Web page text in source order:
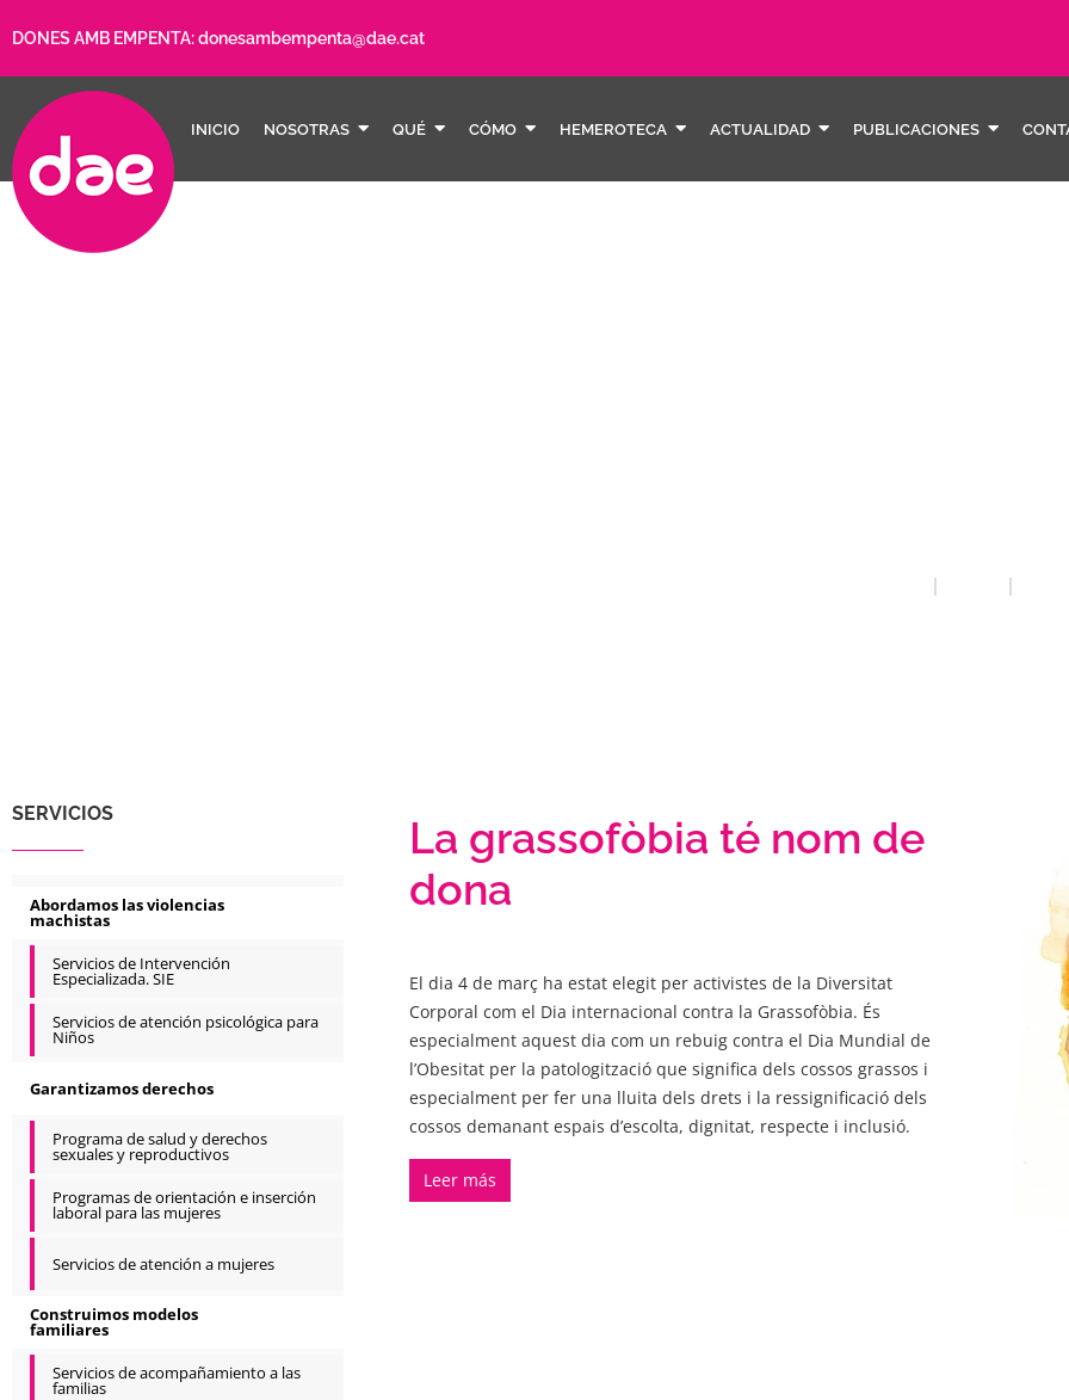
DONES AMB EMPENTA:donesambempenta@dae.cat
INICIO NOSOTRAS QUÉ CÓMO HEMEROTECA ACTUALIDAD PUBLICACIONES
SERVICIOS
Abordamos las violencias
machistas
Servicios de Intervención
Especializada. SIE
Servicios de atención psicológica para
Niños
Garantizamos derechos
Programa de salud y derechos
sexuales y reproductivos
Programas de orientación e inserción
laboral para las mujeres
Servicios de atención a mujeres
Construimos modelos
familiares
Servicios de acompañamiento a las
familias
La grassofòbia té nom de
dona
El dia 4 de març ha estat elegit per activistes de la Diversitat
Corporal com el Dia internacional contra la Grassofòbia. És
especialment aquest dia com un rebuig contra el Dia Mundial de
l’Obesitat per la patologització que significa dels cossos grassos i
especialment per fer una lluita dels drets i la ressignificació dels
cossos demanant espais d’escolta, dignitat, respecte i inclusió.
Leer más